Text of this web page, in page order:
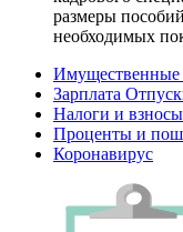
размеры
необходимых
Имущественные
Зарплата
Налоги и
Проценты и
Коронавирус